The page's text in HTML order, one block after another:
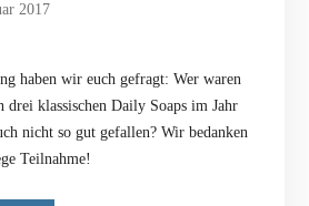
2017
haben wir euch gefragt: Wer waren
drei klassischen Daily Soaps im Jahr
nicht so gut gefallen? Wir bedanken
Teilnahme!